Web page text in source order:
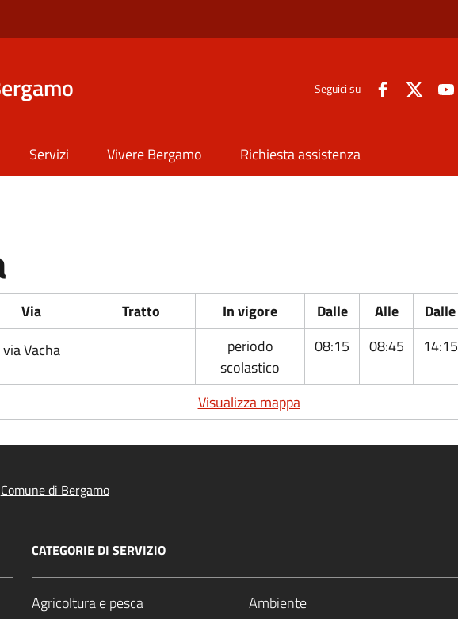
Seguici su
Servizi Vivere Bergamo Richiesta assistenza
Via Tratto In vigore Dalle Alle Dalle
via Vacha
periodo
scolastico
08:15 08:45 14:15
Visualizza mappa
Comune di Bergamo
CATEGORIE DI SERVIZIO
Agricoltura e pesca
Ambiente